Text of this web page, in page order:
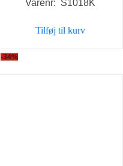
pris
149,00 kr..
Varenr: S1018K
Tilføj til kurv
-34%